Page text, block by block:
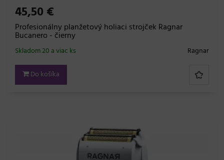
45,50 €
Profesionálny planžetový holiaci strojček Ragnar
Bucanero - čierny
Ragnar
Skladom 20 a viac ks
Do košíka